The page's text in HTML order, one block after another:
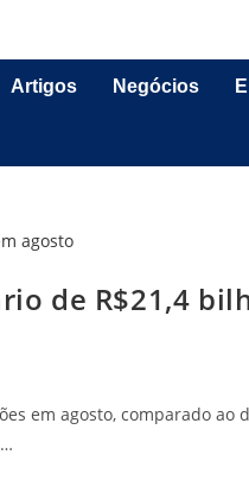
Artigos Negócios
de R$21,4
em agosto, comparado ao